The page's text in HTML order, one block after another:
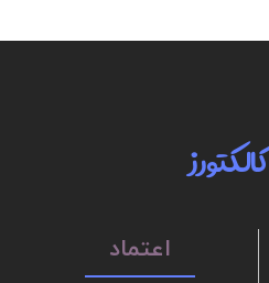
کالکتورز
اعتماد